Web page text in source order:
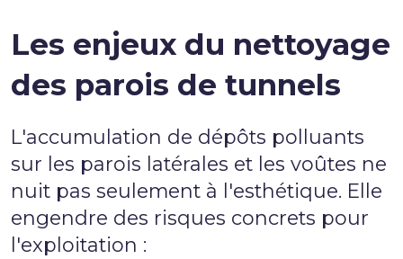
Les enjeux du nettoyage
des parois de tunnels
L'accumulation de dépôts polluants
sur les parois latérales et les voûtes ne
nuit pas seulement à l'esthétique. Elle
engendre des risques concrets pour
l'exploitation :